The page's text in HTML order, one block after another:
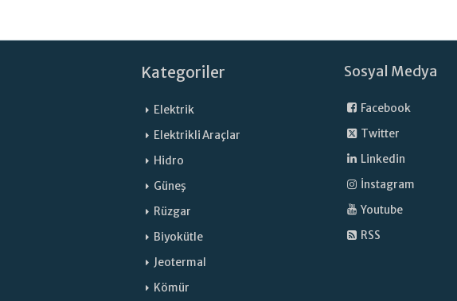
Kategoriler
Elektrik
Elektrikli Araçlar
Hidro
Güneş
Rüzgar
Biyokütle
Jeotermal
Kömür
Sosyal Medya
Facebook
Twitter
Linkedin
İnstagram
Youtube
RSS